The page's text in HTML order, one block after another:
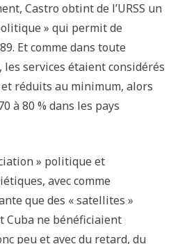
Castro obtint de l’URSS un
» qui permit de
Et comme dans toute
les services étaient considérés
réduits au minimum, alors
à 80 % dans les pays
» politique et
avec comme
que des « satellites »
Cuba ne bénéficiaient
peu et avec du retard, du